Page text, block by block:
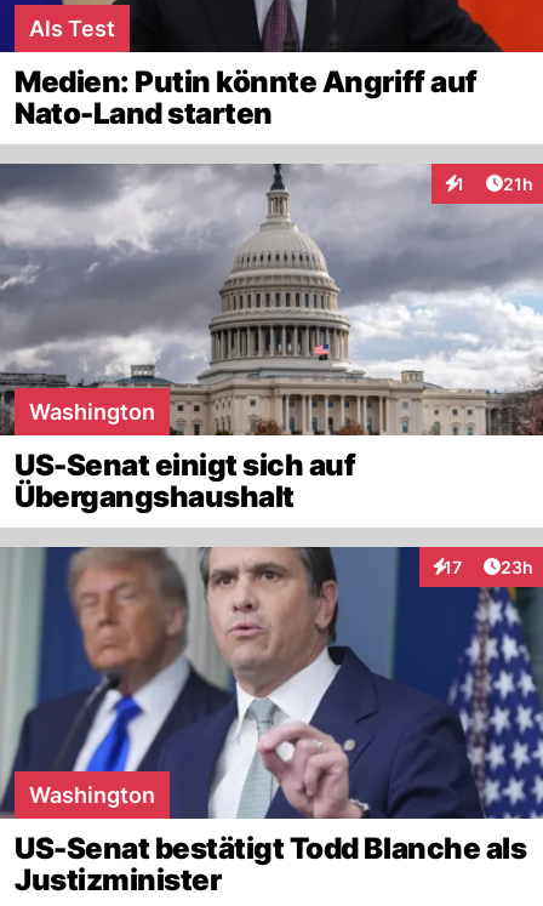
Als Test
Medien: Putin könnte Angriff auf
Nato-Land starten
1 21h
Washington
US-Senat einigt sich auf
Übergangshaushalt
17
Interaktionen
23h
Washington
US-Senat bestätigt Todd Blanche als
Justizminister